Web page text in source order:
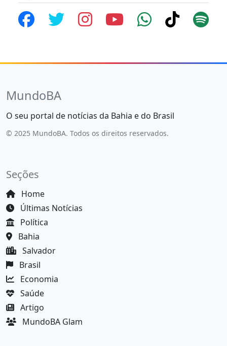
MundoBA
O seu portal de notícias da Bahia e do Brasil
© 2025 MundoBA. Todos os direitos reservados.
Seções
Home
Últimas Notícias
Política
Bahia
Salvador
Brasil
Economia
Saúde
Artigo
MundoBA Glam